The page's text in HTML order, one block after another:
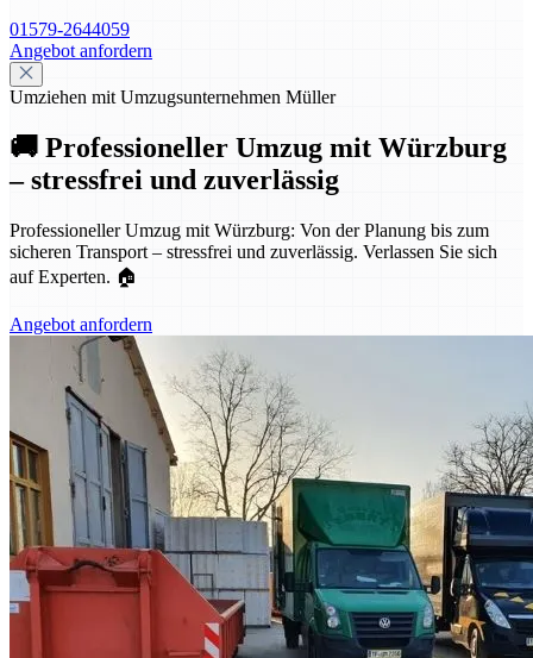
01579-2644059
Angebot anfordern
Umziehen mit Umzugsunternehmen Müller
🚚 Professioneller Umzug mit Würzburg
– stressfrei und zuverlässig
Professioneller Umzug mit Würzburg: Von der Planung bis zum
sicheren Transport – stressfrei und zuverlässig. Verlassen Sie sich
auf Experten. 🏠
Angebot anfordern